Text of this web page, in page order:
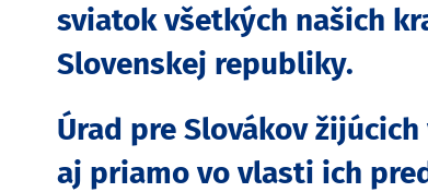
sviatok všetkých našich
Slovenskej republiky.
Úrad pre Slovákov
aj priamo vo vlasti ich